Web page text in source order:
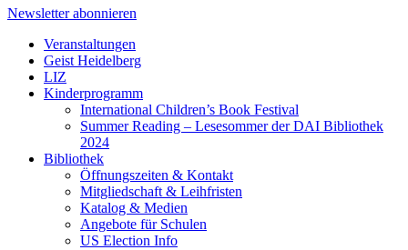
Newsletter abonnieren
Veranstaltungen
Geist Heidelberg
LIZ
Kinderprogramm
International Children’s Book Festival
Summer Reading – Lesesommer der DAI Bibliothek
2024
Bibliothek
Öffnungszeiten & Kontakt
Mitgliedschaft & Leihfristen
Katalog & Medien
Angebote für Schulen
US Election Info